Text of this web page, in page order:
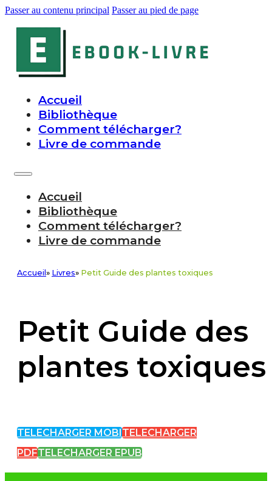
Passer au contenu principal Passer au pied de page
Accueil
Bibliothèque
Comment télécharger?
Livre de commande
Accueil
Bibliothèque
Comment télécharger?
Livre de commande
Accueil » Livres» Petit Guide des plantes toxiques
Petit Guide des
plantes toxiques
TELECHARGER MOBI TELECHARGER
PDFTELECHARGER EPUB